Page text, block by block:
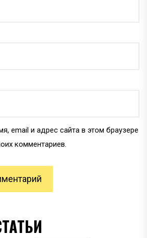
email и адрес сайта в этом браузере
комментариев.